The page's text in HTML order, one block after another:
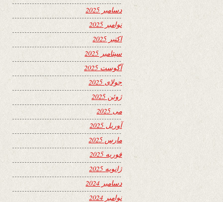
دسامبر 2025
نوامبر 2025
اکتبر 2025
سپتامبر 2025
آگوست 2025
جولای 2025
ژوئن 2025
می 2025
آوریل 2025
مارس 2025
فوریه 2025
ژانویه 2025
دسامبر 2024
نوامبر 2024